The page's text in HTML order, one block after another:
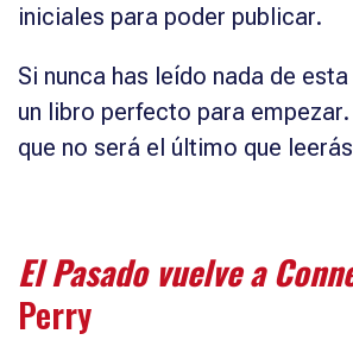
iniciales para poder publicar.
Si nunca has leído nada de
un libro perfecto para
que no será el último que
El Pasado vuelve a
Perry